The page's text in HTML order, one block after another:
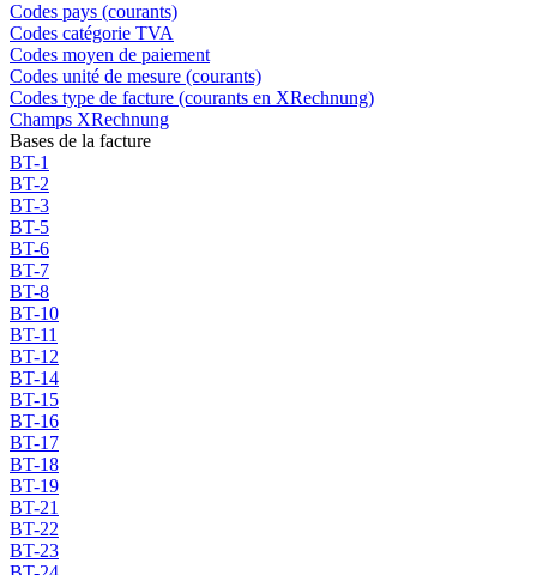
Codes pays (courants)
Codes catégorie TVA
Codes moyen de paiement
Codes unité de mesure (courants)
Codes type de facture (courants en XRechnung)
Champs XRechnung
Bases de la facture
BT-1
BT-2
BT-3
BT-5
BT-6
BT-7
BT-8
BT-10
BT-11
BT-12
BT-14
BT-15
BT-16
BT-17
BT-18
BT-19
BT-21
BT-22
BT-23